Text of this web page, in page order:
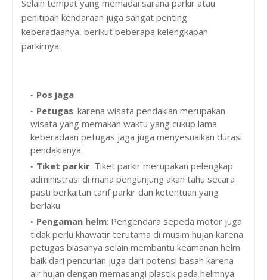
Selain tempat yang memadai sarana parkir atau
penitipan kendaraan juga sangat penting
keberadaanya, berikut beberapa kelengkapan
parkirnya:
Pos jaga
Petugas: karena wisata pendakian merupakan
wisata yang memakan waktu yang cukup lama
keberadaan petugas jaga juga menyesuaikan durasi
pendakianya.
Tiket parkir: Tiket parkir merupakan pelengkap
administrasi di mana pengunjung akan tahu secara
pasti berkaitan tarif parkir dan ketentuan yang
berlaku
Pengaman helm: Pengendara sepeda motor juga
tidak perlu khawatir terutama di musim hujan karena
petugas biasanya selain membantu keamanan helm
baik dari pencurian juga dari potensi basah karena
air hujan dengan memasangi plastik pada helmnya.